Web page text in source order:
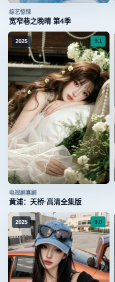
综艺惊悚
宽窄巷之晚晴 第4季
2025 9.1
电视剧喜剧
黄浦：天桥·高清全集版
2025 9.0